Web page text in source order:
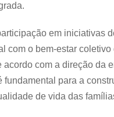
em iniciativas
com o bem-estar
acordo com a direção da
fundamental para a
de vida das